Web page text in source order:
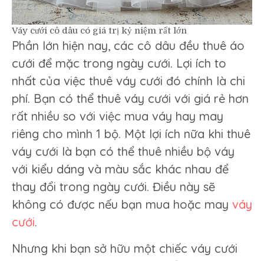
Váy cưới cô dâu có giá trị kỷ niệm rất lớn
Phần lớn hiện nay, các cô dâu đều thuê áo
cưới để mặc trong ngày cưới. Lợi ích to
nhất của việc thuê váy cưới đó chính là chi
phí. Bạn có thể thuê váy cưới với giá rẻ hơn
rất nhiều so với việc mua váy hay may
riêng cho mình 1 bộ. Một lợi ích nữa khi thuê
váy cưới là bạn có thể thuê nhiều bộ váy
với kiểu dáng và màu sắc khác nhau để
thay đổi trong ngày cưới. Điều này sẽ
không có được nếu bạn mua hoặc may váy
cưới.
Nhưng khi bạn sở hữu một chiếc váy cưới